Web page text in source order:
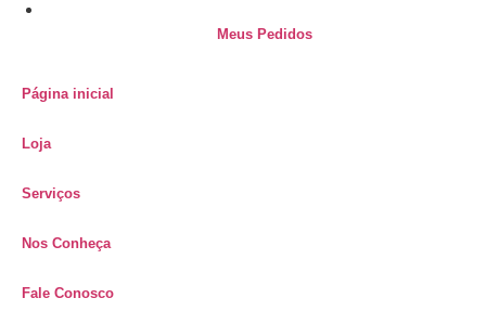
Meus Pedidos
Página inicial
Loja
Serviços
Nos Conheça
Fale Conosco